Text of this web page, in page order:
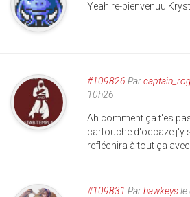
Yeah re-bienvenuu
#109826 Par
10h26
Ah comment ça t'es
cartouche d'occaze j'y
refléchira à tout ça
#109831 Parhawkeysle